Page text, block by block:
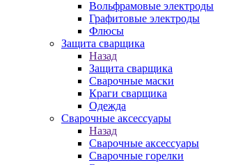
Вольфрамовые электроды
Графитовые электроды
Флюсы
Защита сварщика
Назад
Защита сварщика
Сварочные маски
Краги сварщика
Одежда
Сварочные аксессуары
Назад
Сварочные аксессуары
Сварочные горелки